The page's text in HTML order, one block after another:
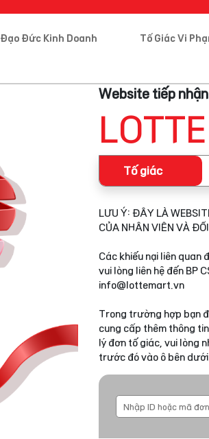
Đạo Đức Kinh Doanh Tố Giác Vi
Website tiếp
Tố giác
LƯU Ý: ĐÂY LÀ
CỦA NHÂN VIÊN VÀ
Các khiếu nại liên quan
vui lòng liên hệ đến BP
info@lottemart.vn
Trong trường hợp bạn
cung cấp thêm thông
lý đơn tố giác, vui lòng
trước đó vào ô bên